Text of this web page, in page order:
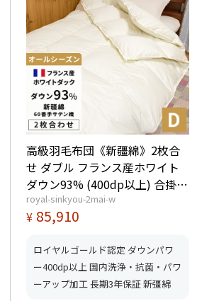
高級羽毛布団《新疆綿》2枚合
せ ダブル フランス産ホワイト
ダウン93% (400dp以上) 合掛
1.2kg、薄掛0.55kg 【5つ星ロイ
ヤルゴールド取得】【グッドふ
royal-sinkyou-2mai-w
¥ 85,910
ロイヤルゴールド認定 ダウンパワ
ー400dp以上 国内洗浄・抗菌・パワ
ーアップ加工 長期3年保証 新彊綿